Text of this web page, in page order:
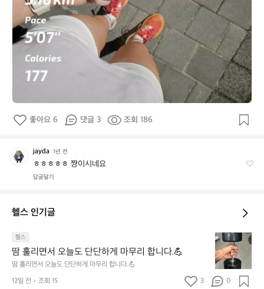
좋아요 6 댓글 3 조회 186
jayda 1년 전
ㅎㅎㅎㅎㅎ 짱이시네요
답글달기
헬스 인기글
헬스
땀 훌리면서 오늘도 단단하게 마무리 합니다.💪
땀 훌리면서 오늘도 단단하게 마무리 합니다.💪
땀
훌
리
면
서
12일 전 조회 15 3 0